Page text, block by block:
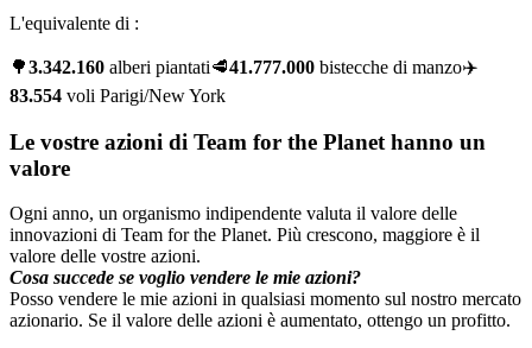
L'equivalente di :
🌳3.342.160 alberi piantati🥩41.777.000 bistecche di manzo✈️
83.554 voli Parigi/New York
Le vostre azioni di Team for the Planet hanno un
valore
Ogni anno, un organismo indipendente valuta il valore delle
innovazioni di Team for the Planet. Più crescono, maggiore è il
valore delle vostre azioni.
Cosa succede se voglio vendere le mie azioni?
Posso vendere le mie azioni in qualsiasi momento sul nostro mercato
azionario. Se il valore delle azioni è aumentato, ottengo un profitto.